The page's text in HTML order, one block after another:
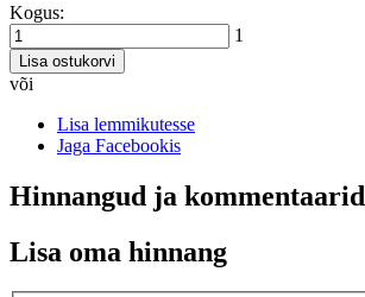
Kogus:
1
Lisa ostukorvi
või
Lisa lemmikutesse
Jaga Facebookis
Hinnangud ja kommentaarid
Lisa oma hinnang